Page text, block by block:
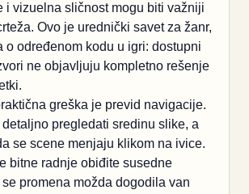
i vizuelna sličnost mogu biti važniji
Ovo je urednički savet za žanr,
o određenom kodu u igri: dostupni
ne objavljuju kompletno rešenje
greška je previd navigacije.
detaljno pregledati sredinu slike, a
se scene menjaju klikom na ivice.
bitne radnje obiđite susedne
promena možda dogodila van